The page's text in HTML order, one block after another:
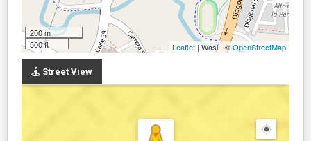
200 m
500 ft
Leaflet | Wasi - ©OpenStreetMap
Street View